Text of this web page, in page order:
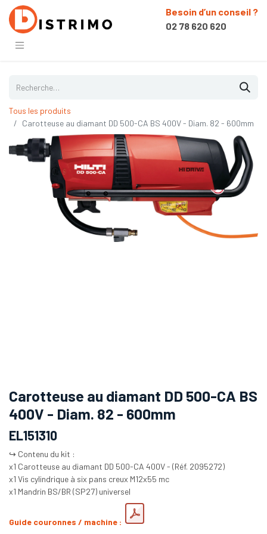
Besoin d’un conseil ?
02 78 620 620
Tous les produits
Carotteuse au diamant DD 500-CA BS 400V - Diam. 82 - 600mm
Carotteuse au diamant DD 500-CA BS
400V - Diam. 82 - 600mm
EL151310
↪️ Contenu du kit :
x1 Carotteuse au diamant DD 500-CA 400V - (Réf. 2095272)
x1 Vis cylindrique à six pans creux M12x55 mc
x1 Mandrin BS/BR (SP27) universel
Guide couronnes / machine :